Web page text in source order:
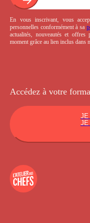
En vous inscrivant, vous
personnelles conformément à sa
actualités, nouveautés et
moment grâce au lien inclus dans
Accédez à votre
JE
JE